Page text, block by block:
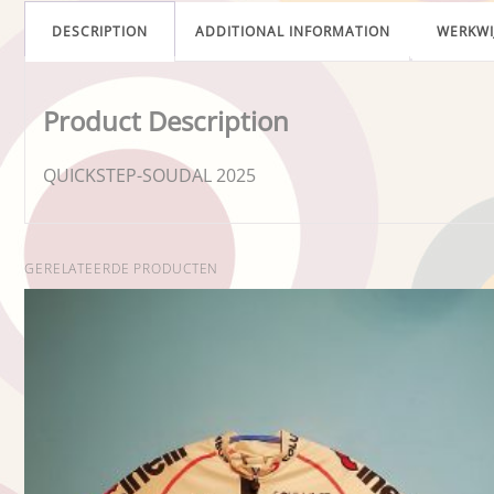
DESCRIPTION ADDITIONAL INFORMATION
Product Description
QUICKSTEP-SOUDAL 2025
GERELATEERDE PRODUCTEN